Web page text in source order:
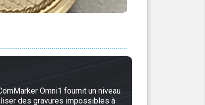
Omni1 fournit un niveau
des gravures impossibles à